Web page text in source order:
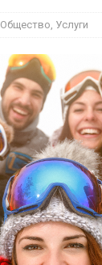
Общество, Услуги